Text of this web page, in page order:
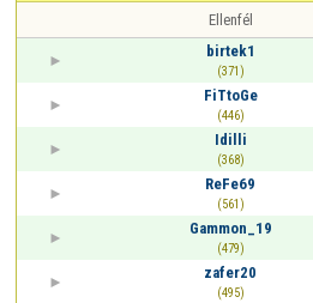
Ellenfél
birtek1
(371)
FiTtoGe
(446)
Idilli
(368)
ReFe69
(561)
Gammon_19
(479)
zafer20
(495)